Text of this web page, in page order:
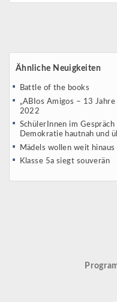
Ähnliche Neuigkeiten
Battle of the books
„ABIos Amigos – 13
2022
SchülerInnen im
Demokratie hautnah und
Mädels wollen weit hinaus
Klasse 5a siegt souverän